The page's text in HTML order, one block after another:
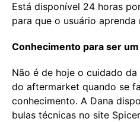
Está disponível 24 horas
para que o usuário
Conhecimento para ser
Não é de hoje o cuidado
do aftermarket quando se
conhecimento. A Dana
bulas técnicas no site